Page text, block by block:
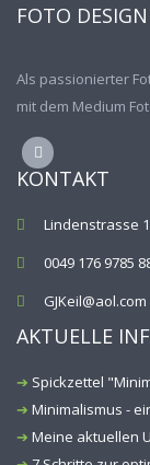
FOTO
Als passionierter
mit dem Medium
KONTAKT
Lindenstrasse
0049 176 9785
GJKeil@aol.com
AKTUELLE
Spickzettel
Minimalismus -
Meine aktuellen